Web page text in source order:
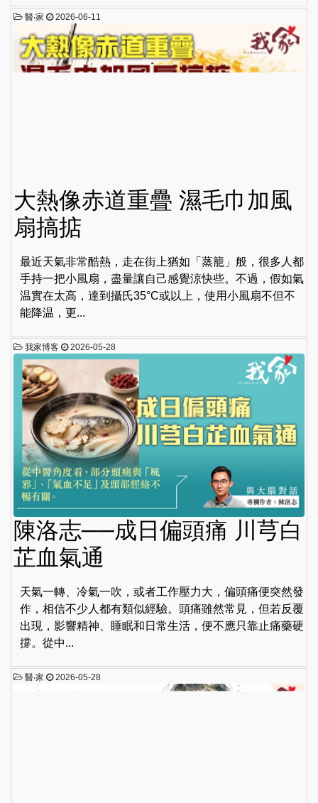
醫‧家 2026-06-11
大熱像赤道重疊 濕毛巾加風
扇搞掂
最近天氣非常酷熱，走在街上猶如「蒸籠」般，很多人都
手持一把小風扇，盡量讓自己感覺涼快些。不過，假如氣
温實在太高，達到攝氏35°C或以上，使用小風扇不但不
能降温，更...
我家博客 2026-05-28
陳洛志──成日偏頭痛 川芎白
芷血氣通
天氣一轉、冷氣一吹，或者工作壓力大，偏頭痛便突然發
作，相信不少人都有類似經驗。頭痛雖然常見，但若反覆
出現，影響精神、睡眠和日常生活，便不應只靠止痛藥硬
撐。從中...
醫‧家 2026-05-28